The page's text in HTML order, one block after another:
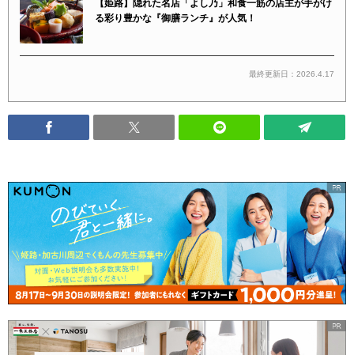
【姫路】隠れた名店「よし乃」和食一筋の店主が手がけ
る彩り豊かな『御膳ランチ』が人気！
最終更新日：2026.4.17